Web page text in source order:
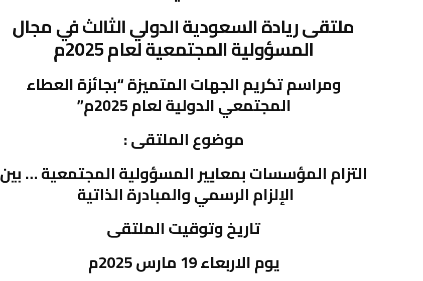
ملتقى ريادة السعودية الدولي الثالث في مجال
المسؤولية المجتمعية لعام 2025م
ومراسم تكريم الجهات المتميزة “بجائزة العطاء
المجتمعي الدولية لعام 2025م”
موضوع الملتقى :
التزام المؤسسات بمعايير المسؤولية المجتمعية … بين
الإلزام الرسمي والمبادرة الذاتية
تاريخ وتوقيت الملتقى
يوم الاربعاء 19 مارس 2025م